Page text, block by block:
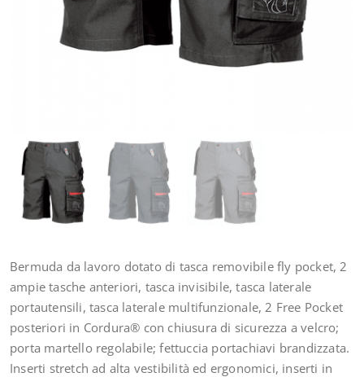
Bermuda da lavoro dotato di tasca removibile fly pocket, 2
ampie tasche anteriori, tasca invisibile, tasca laterale
portautensili, tasca laterale multifunzionale, 2 Free Pocket
posteriori in Cordura® con chiusura di sicurezza a velcro;
porta martello regolabile; fettuccia portachiavi brandizzata.
Inserti stretch ad alta vestibilità ed ergonomici, inserti in